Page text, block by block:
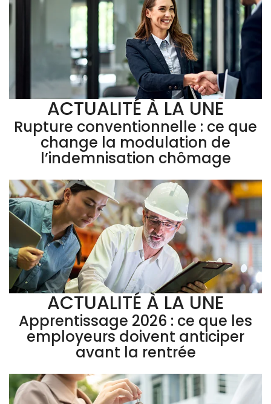
ACTUALITÉ À LA UNE
Rupture conventionnelle : ce que
change la modulation de
l’indemnisation chômage
ACTUALITÉ À LA UNE
Apprentissage 2026 : ce que les
employeurs doivent anticiper
avant la rentrée